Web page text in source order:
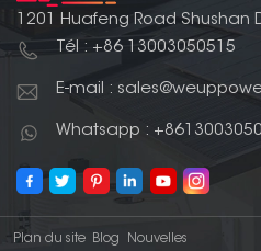
1201 Huafeng Road Shushan
Tél : +86 13003050515
E-mail :
Whatsapp :
Plan du site Blog Nouvelles